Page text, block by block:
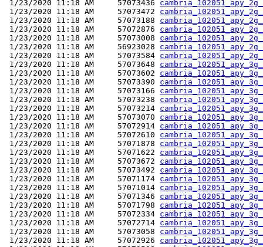
1/23/2020 11:18 AM     57073436
1/23/2020 11:18 AM     57073472
1/23/2020 11:18 AM     57073188
1/23/2020 11:18 AM     57072876
1/23/2020 11:18 AM     57073008
1/23/2020 11:18 AM     56923028
1/23/2020 11:18 AM     57073584
1/23/2020 11:18 AM     57073648
1/23/2020 11:18 AM     57073602
1/23/2020 11:18 AM     57073390
1/23/2020 11:18 AM     57073166
1/23/2020 11:18 AM     57073238
1/23/2020 11:18 AM     57073214
1/23/2020 11:18 AM     57073070
1/23/2020 11:18 AM     57072914
1/23/2020 11:18 AM     57072610
1/23/2020 11:18 AM     57071878
1/23/2020 11:18 AM     57071622
1/23/2020 11:18 AM     57073672
1/23/2020 11:18 AM     57073492
1/23/2020 11:18 AM     57071174
1/23/2020 11:18 AM     57071014
1/23/2020 11:18 AM     57071346
1/23/2020 11:18 AM     57071798
1/23/2020 11:18 AM     57072334
1/23/2020 11:18 AM     57072714
1/23/2020 11:18 AM     57073058
1/23/2020 11:18 AM     57072926